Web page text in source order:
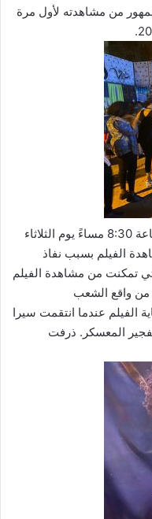
من مشاهدته لأول مرة
وكان من المقرر أن يبدأ العرض في الساعة 8:30 مساءً يوم الثلاثاء
الفيلم بسبب نفاذ
التي تمكنت من مشاهدة الفيلم
من واقع الشعب
الفيلم عندما انتقمت سيرا
المعسكر. ذرفت